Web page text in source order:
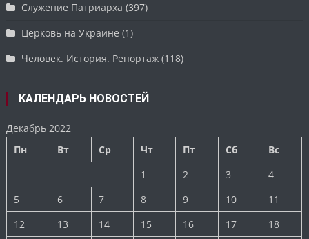
Служение Патриарха (397)
Церковь на Украине (1)
Человек. История. Репортаж (118)
КАЛЕНДАРЬ НОВОСТЕЙ
Декабрь 2022
Пн
Вт Ср Чт Пт Сб
Вс
1
2 3
4
5
6 7 8 9 10
11
12
13 14 15 16 17
18